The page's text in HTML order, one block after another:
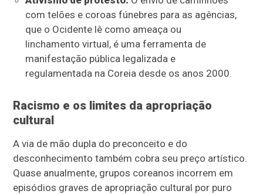
com telões e coroas fúnebres para as agências,
que o Ocidente lê como ameaça ou
linchamento virtual, é uma ferramenta de
manifestação pública legalizada e
regulamentada na Coreia desde os anos 2000.
Racismo e os limites da apropriação
cultural
A via de mão dupla do preconceito e do
desconhecimento também cobra seu preço artístico.
Quase anualmente, grupos coreanos incorrem em
episódios graves de apropriação cultural por puro